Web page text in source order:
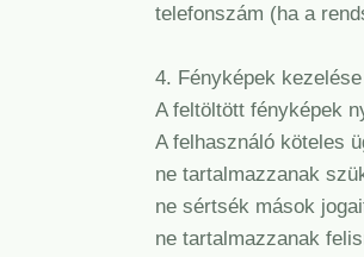
telefonszám (ha a
4. Fényképek kezelése
A feltöltött fényképek
A felhasználó köteles
ne tartalmazzanak
ne sértsék mások
ne tartalmazzanak